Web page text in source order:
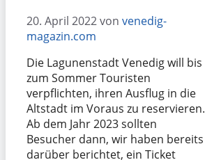
20. April 2022von venedig-
magazin.com
Die Lagunenstadt Venedig will bis
zum Sommer Touristen
verpflichten, ihren Ausflug in die
Altstadt im Voraus zu reservieren.
Ab dem Jahr 2023 sollten
Besucher dann, wir haben bereits
darüber berichtet, ein Ticket